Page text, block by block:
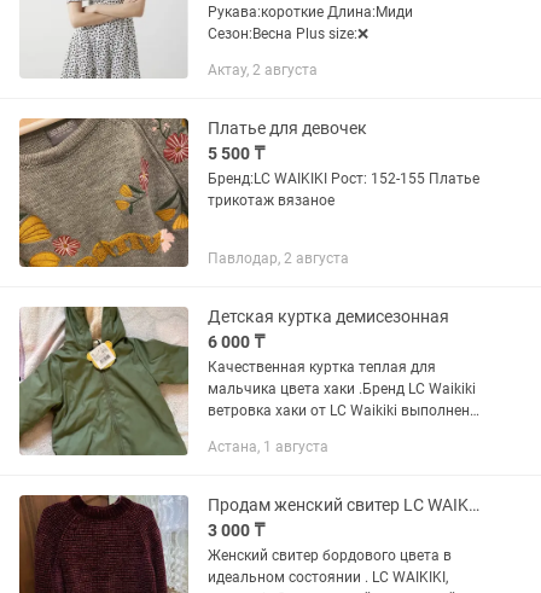
Рукава:короткие Длина:Миди
Сезон:Весна Plus size:❌
Актау, 2 августа
Платье для девочек
5 500 ₸
Бренд:LC WAIKIKI Рост: 152-155 Платье
трикотаж вязаное
Павлодар, 2 августа
Детская куртка демисезонная
6 000 ₸
Качественная куртка теплая для
мальчика цвета хаки .Бренд LC Waikiki
ветровка хаки от LC Waikiki выполнена
дополнена уютной светлой подкладкой
Астана, 1 августа
Продам женский свитер LC WAIKIKI
3 000 ₸
Женский свитер бордового цвета в
идеальном состоянии . LC WAIKIKI,